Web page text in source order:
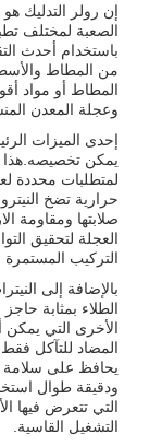
إن رولر التدليك
الصعبة لمختلف
باستخدام أحدث
من المطاط
المطاط أو مواد
وعجلة المعدن
إحدى الميزات
يمكن
لمتطلبات محددة
حرارية تضخ
صلابتها ومقاومة
العجلة لتحقيق
التركيب المستمرة
بالإضافة إلى
الطلاء بمثابة
الأخرى التي يمكن
المضاد للتآكل
يحافظ على سلامة
ودقيقة طوال
التي تتعرض فيها
التشغيل القاسية.